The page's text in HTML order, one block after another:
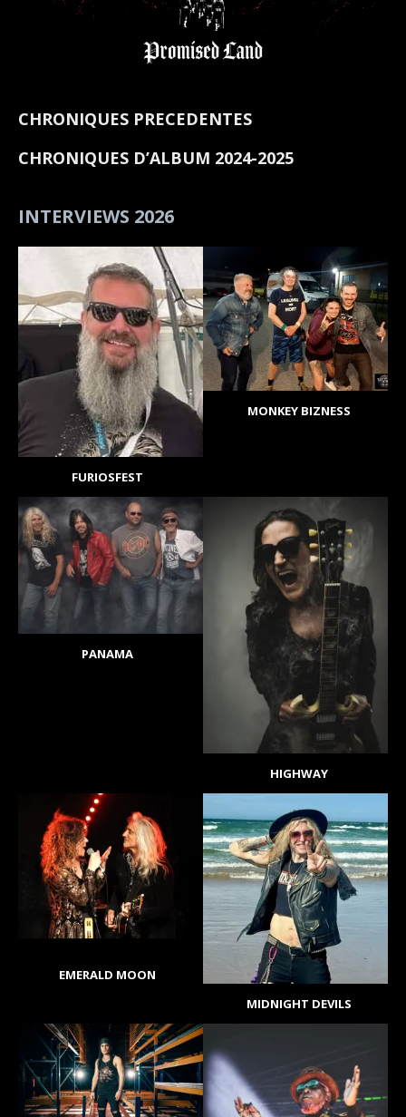
CHRONIQUES PRECEDENTES
CHRONIQUES D’ALBUM 2024-2025
INTERVIEWS 2026
FURIOSFEST
MONKEY BIZNESS
PANAMA
HIGHWAY
EMERALD MOON
MIDNIGHT DEVILS